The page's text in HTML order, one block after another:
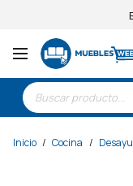
Búsqueda
de
productos
Inicio / Cocina /